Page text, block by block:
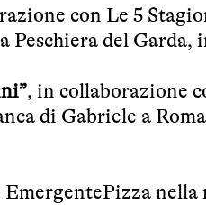
con Le 5
Peschiera del Garda,
, in collaborazione
di Gabriele a